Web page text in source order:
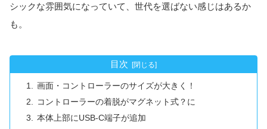
シックな雰囲気になっていて、世代を選ばない感じはあるか
も。
目次
画面・コントローラーのサイズが大きく！
コントローラーの着脱がマグネット式？に
本体上部にUSB-C端子が追加